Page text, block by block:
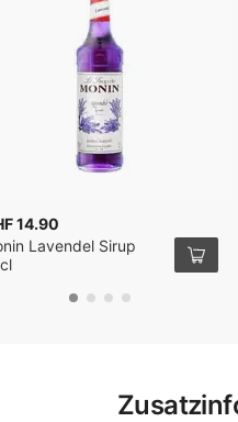
14.90
Lavendel Sirup